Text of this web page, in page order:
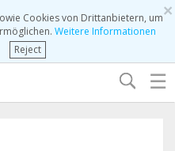
×
Cookies von Drittanbietern, um
Weitere Informationen
Reject
☰